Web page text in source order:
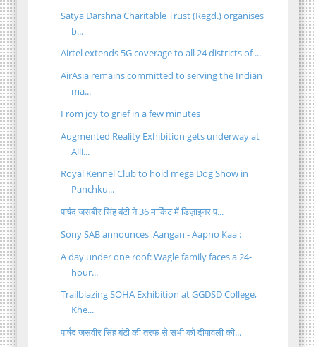
Satya Darshna Charitable Trust (Regd.) organises
b...
Airtel extends 5G coverage to all 24 districts of ...
AirAsia remains committed to serving the Indian
ma...
From joy to grief in a few minutes
Augmented Reality Exhibition gets underway at
Alli...
Royal Kennel Club to hold mega Dog Show in
Panchku...
पार्षद जसबीर सिंह बंटी ने 36 मार्किट में डिज़ाइनर प...
Sony SAB announces 'Aangan - Aapno Kaa':
A day under one roof: Wagle family faces a 24-
hour...
Trailblazing SOHA Exhibition at GGDSD College,
Khe...
पार्षद जसवीर सिंह बंटी की तरफ से सभी को दीपावली की...